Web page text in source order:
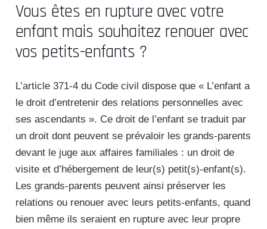
Vous êtes en rupture avec votre
enfant mais souhaitez renouer avec
vos petits-enfants ?
L’article 371-4 du Code civil dispose que « L’enfant a
le droit d’entretenir des relations personnelles avec
ses ascendants ». Ce droit de l’enfant se traduit par
un droit dont peuvent se prévaloir les grands-parents
devant le juge aux affaires familiales : un droit de
visite et d’hébergement de leur(s) petit(s)-enfant(s).
Les grands-parents peuvent ainsi préserver les
relations ou renouer avec leurs petits-enfants, quand
bien même ils seraient en rupture avec leur propre